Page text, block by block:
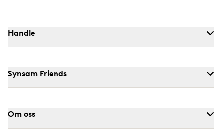
Handle
Synsam Friends
Om oss